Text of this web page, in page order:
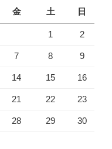
金 土 日
1 2
7 8 9
14 15 16
21 22 23
28 29 30